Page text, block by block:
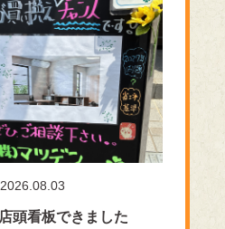
2026.08.03
頭看板できました